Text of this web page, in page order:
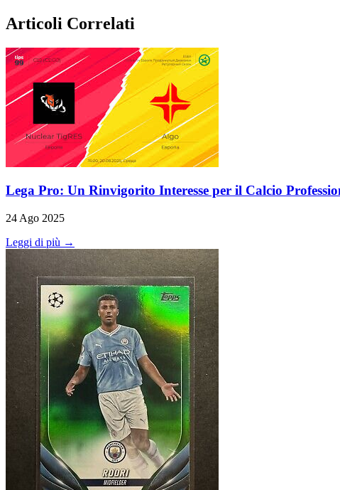
Articoli Correlati
Lega Pro: Un Rinvigorito Interesse per il Calcio
24 Ago 2025
Leggi di più →